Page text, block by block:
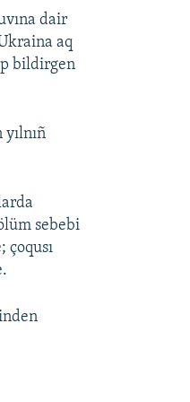
dair
aq
bildirgen
sebebi